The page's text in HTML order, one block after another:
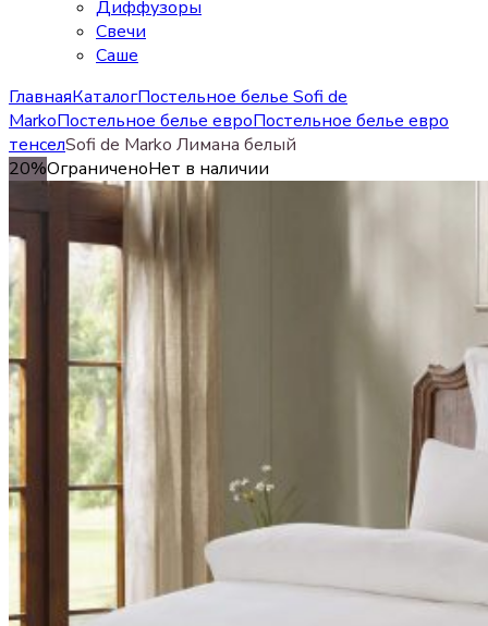
Диффузоры
Свечи
Cаше
ГлавнаяКаталогПостельное белье Sofi de
MarkoПостельное белье евроПостельное белье евро
тенселSofi de Marko Лимана белый
20%ОграниченоНет в наличии